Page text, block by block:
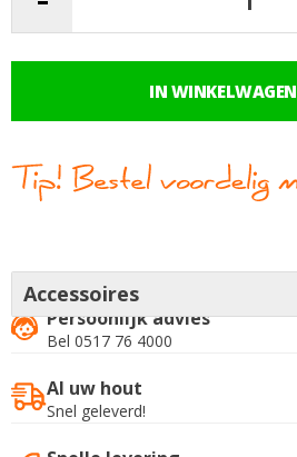
Accessoires
IN WINKELWAGEN
Persoonlijk advies
Bel 0517 76 4000
Al uw hout
Snel geleverd!